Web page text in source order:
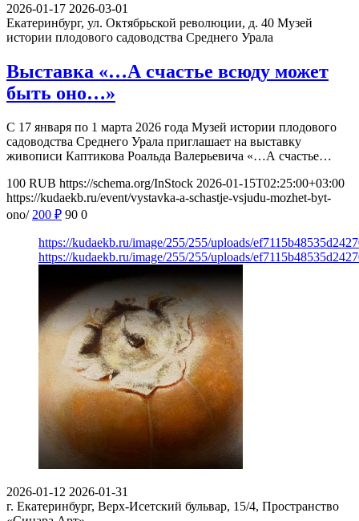
2026-01-17 2026-03-01
Екатеринбург, ул. Октябрьской революции, д. 40 Музей
истории плодового садоводства Среднего Урала
Выставка «…А счастье всюду может
быть оно…»
С 17 января по 1 марта 2026 года Музей истории плодового
садоводства Среднего Урала приглашает на выставку
живописи Каптикова Роальда Валерьевича «…А счастье…
100 RUB https://schema.org/InStock 2026-01-15T02:25:00+03:00
https://kudaekb.ru/event/vystavka-a-schastje-vsjudu-mozhet-byt-
ono/ 200 ₽ 90 0
https://kudaekb.ru/image/255/255/uploads/
https://kudaekb.ru/image/255/255/uploads/
2026-01-12 2026-01-31
г. Екатеринбург, Верх-Исетский бульвар, 15/4, Пространство